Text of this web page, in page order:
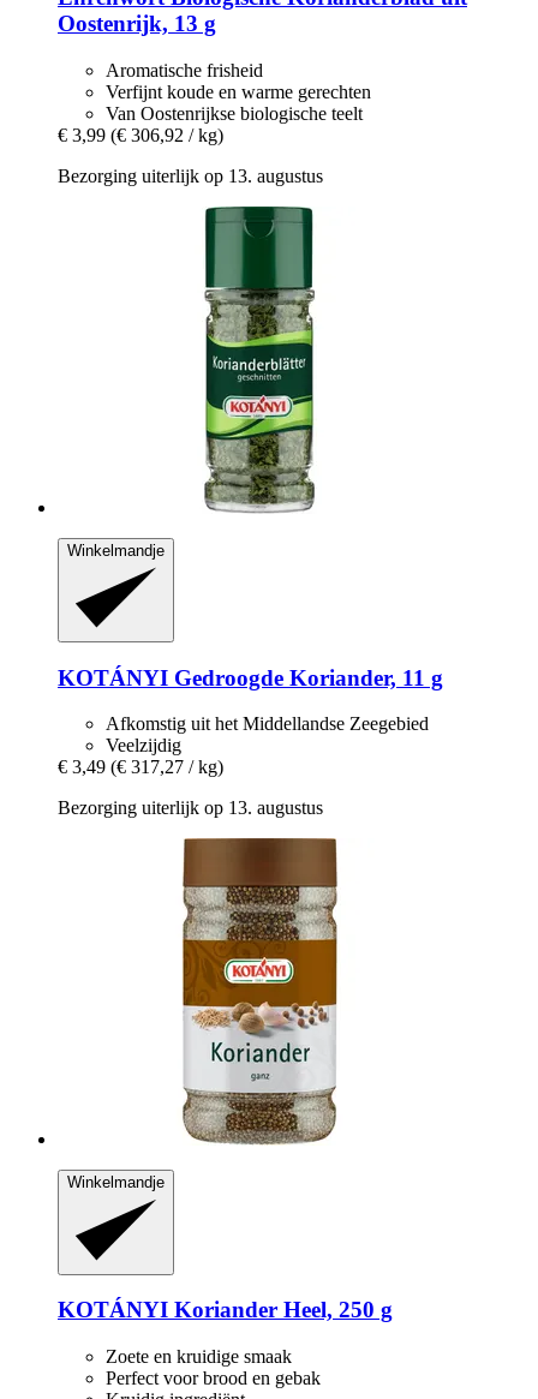
Oostenrijk, 13 g
Aromatische frisheid
Verfijnt koude en warme gerechten
Van Oostenrijkse biologische teelt
€ 3,99 (€ 306,92 / kg)
Bezorging uiterlijk op 13. augustus
Winkelmandje
KOTÁNYI Gedroogde Koriander, 11 g
Afkomstig uit het Middellandse Zeegebied
Veelzijdig
€ 3,49 (€ 317,27 / kg)
Bezorging uiterlijk op 13. augustus
Winkelmandje
KOTÁNYI Koriander Heel, 250 g
Zoete en kruidige smaak
Perfect voor brood en gebak